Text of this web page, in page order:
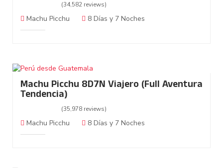
(34,582 reviews)
Machu Picchu 8 Días y 7 Noches
Machu Picchu 8D7N Viajero (Full Aventura
Tendencia)
(35,978 reviews)
Machu Picchu 8 Días y 7 Noches